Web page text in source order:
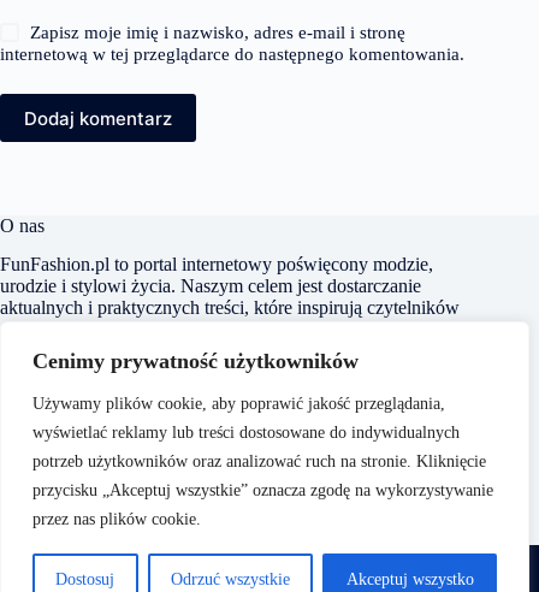
Cenimy prywatność użytkowników
Używamy plików cookie, aby poprawić jakość przeglądania,
wyświetlać reklamy lub treści dostosowane do indywidualnych
potrzeb użytkowników oraz analizować ruch na stronie. Kliknięcie
przycisku „Akceptuj wszystkie” oznacza zgodę na wykorzystywanie
przez nas plików cookie.
Dostosuj Odrzuć wszystkie Akceptuj wszystko
Zapisz moje imię i nazwisko, adres e-mail i stronę
internetową w tej przeglądarce do następnego komentowania.
Dodaj komentarz
O nas
FunFashion.pl to portal internetowy poświęcony modzie,
urodzie i stylowi życia. Naszym celem jest dostarczanie
aktualnych i praktycznych treści, które inspirują czytelników
wygląd i samopoczucie. Dbamy o to, aby nasze artykuły były
zrozumiałe i dostępne dla każdego, niezależnie od poziomu
wiedzy na temat mody czy urody.
Copyright © 2026 -
O nas
Polityka Prywatności